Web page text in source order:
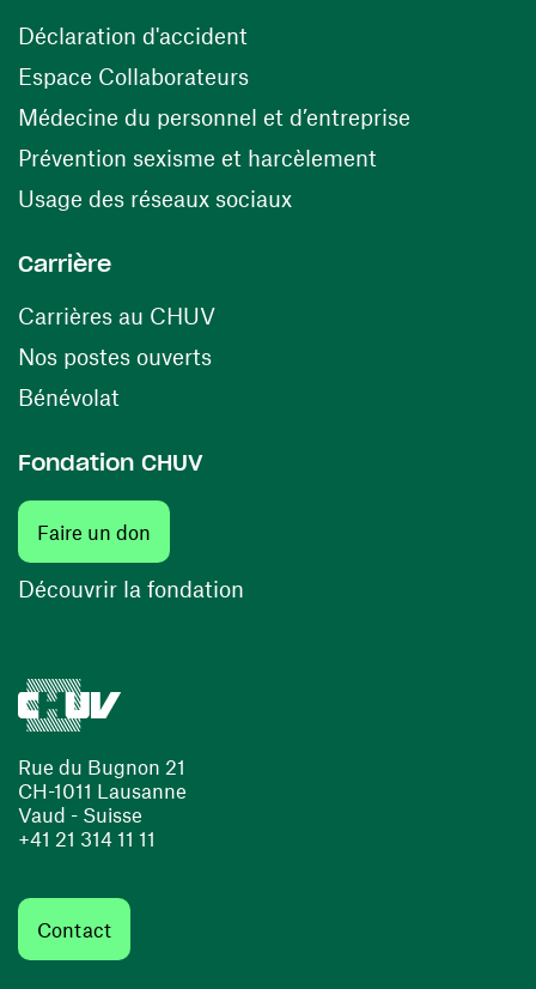
Rue du Bugnon 21
CH-1011 Lausanne
Vaud - Suisse
+41 21 314 11 11
Contact
Déclaration d'accident
Espace Collaborateurs(ouvre une nouvelle fenêtre)
Médecine du personnel et d’entreprise
Prévention sexisme et harcèlement
Usage des réseaux sociaux(ouvre une nouvelle
Carrière
Carrières au CHUV(ouvre une nouvelle fenêtre)
Nos postes ouverts(ouvre une nouvelle fenêtre)
Bénévolat
Fondation CHUV
Faire un don
Découvrir la fondation